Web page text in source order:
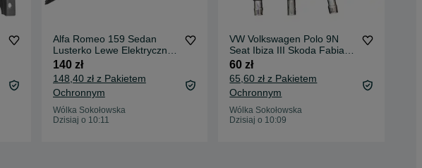
Alfa Romeo 159 Sedan
Lusterko Lewe Elektryczne
7 PIN Lakier 802/B
140 zł
148,40 zł z Pakietem
Ochronnym
Wólka Sokołowska
Dzisiaj o 10:11
VW Volkswagen Polo 9N
Seat Ibiza III Skoda Fabia I
Cewki Komplet
60 zł
65,60 zł z Pakietem
Ochronnym
Wólka Sokołowska
Dzisiaj o 10:09